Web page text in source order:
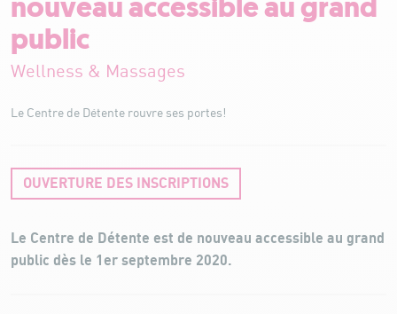
nouveau accessible au grand
public
Wellness & Massages
Le Centre de Détente rouvre ses portes!
OUVERTURE DES INSCRIPTIONS
Le Centre de Détente est de nouveau accessible au grand
public dès le 1er septembre 2020.